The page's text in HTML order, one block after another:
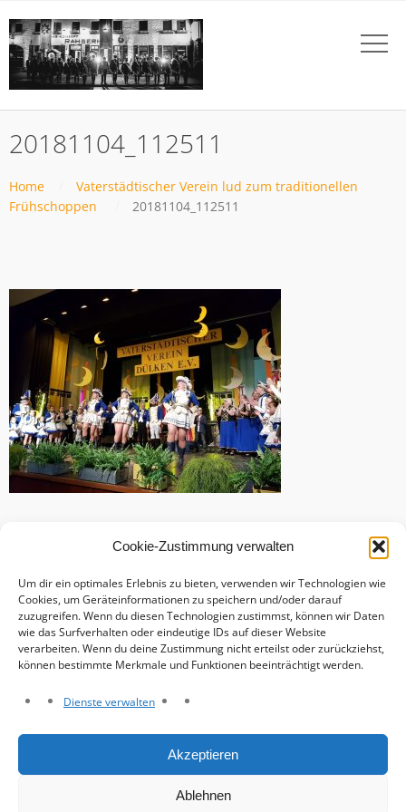
Cookie-Zustimmung verwalten
Um dir ein optimales Erlebnis zu bieten, verwenden wir Technologien wie
Cookies, um Geräteinformationen zu speichern und/oder darauf
zuzugreifen. Wenn du diesen Technologien zustimmst, können wir Daten
wie das Surfverhalten oder eindeutige IDs auf dieser Website
verarbeiten. Wenn du deine Zustimmung nicht erteilst oder zurückziehst,
können bestimmte Merkmale und Funktionen beeinträchtigt werden.
Dienste verwalten
Akzeptieren
Ablehnen
20181104_112511
Home
Vaterstädtischer Verein lud zum traditionellen
Frühschoppen
20181104_112511